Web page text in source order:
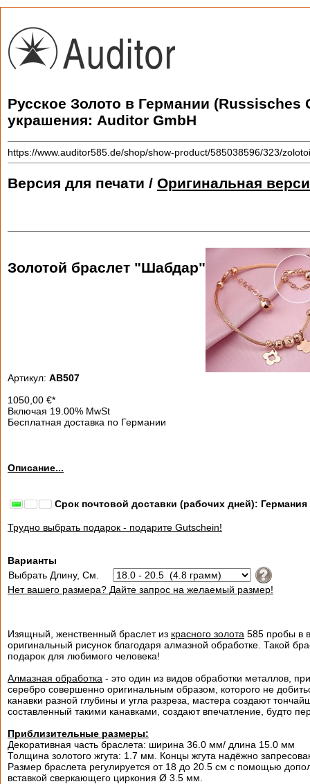
Русское Золото в Германии
украшения: Auditor GmbH
https://www.auditor585.de/shop/show-product/585038596/323/
Версия для печати / Оригинальная
Золотой браслет "Шабдар"
Артикул: AB507
1050,00 €*
Включая 19.00% MwSt
Бесплатная доставка по Германии
Описание...
Срок почтовой доставки (рабочих дней): Германия
Трудно выбрать подарок - подарите Gutschein!
Варианты
Выбрать Длину, См.
Нет вашего размера? Дайте запрос на желаемый размер!
Изящный, женственный браслет из красного золота 585 пробы в
оригинальный рисунок благодаря алмазной обработке. Такой
подарок для любимого человека!
Алмазная обработка - это один из видов обработки металлов,
серебро совершенно оригинальным образом, которого не
канавки разной глубины и угла разреза, мастера создают
составленный такими канавками, создают впечатление, будто
Приблизительные размеры:
Декоративная часть браслета: ширина 36.0 мм/ длина 15.0 мм
Толщина золотого жгута: 1.7 мм. Концы жгута надёжно
Размер браслета регулируется от 18 до 20.5 см с помощью
вставкой сверкающего циркония Ø 3.5 мм.